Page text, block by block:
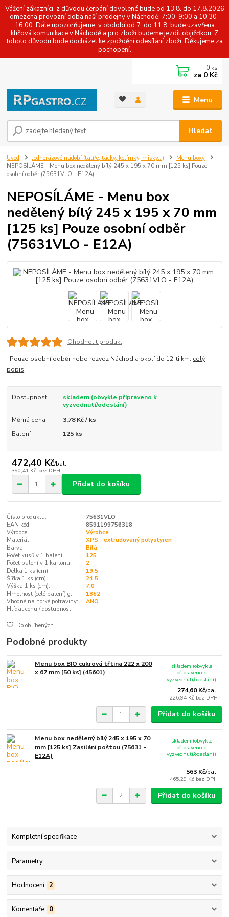
Vážení zákazníci, z důvodu čerpání dovolené bude od 13.8. do 17.8.2026
omezena provozní doba naší prodejny v Náchodě: 7:00-9:00 a 10:30-
16:00. Dále upozorňujeme, v období od 7. do 11.8. bude uzavřena
klíčová komunikace v Náchodě a pro zboží budeme jezdit objížďkou. Z
tohoto důvodu bude docházet ke zpoždění odesílání zboží. Děkujeme za
pochopení.
Menu
Hledat
0 ks
za 0 Kč
Úvod Jednorázové nádobí (talíře, tácky, kelímky, misky...)
Menu boxy
NEPOSÍLÁME - Menu box nedělený bílý 245 x 195 x 70 mm [125 ks] Pouze
osobní odběr (75631VLO - E12A)
NEPOSÍLÁME - Menu box
nedělený bílý 245 x 195 x 70 mm
[125 ks] Pouze osobní odběr
(75631VLO - E12A)
Ohodnotit produkt
Pouze osobní odběr nebo rozvoz Náchod a okolí do 12-ti km. celý
popis
Dostupnost
skladem (obvykle připraveno k
vyzvednutí/odeslání)
Měrná cena
3,78 Kč / ks
Balení
125 ks
472,40 Kč/bal.
390,41 Kč bez DPH
Přidat do košíku
Číslo produktu:
75631VLO
EAN kód:
8591199756318
Výrobce:
Výrobce
Materiál:
XPS - extrudovaný polystyren
Barva:
Bílá
Počet kusů v 1 balení:
125
Počet balení v 1 kartonu:
2
Délka 1 ks (cm):
19,5
Šířka 1 ks (cm):
24,5
Výška 1 ks (cm):
7,0
Hmotnost (celé balení) g:
1862
Vhodné na horké potraviny:
ANO
Hlídat cenu / dostupnost
Do oblíbených
Podobné produkty
Menu box BIO cukrová třtina 222 x 200
x 67 mm [50 ks] (45601)
274,60 Kč/bal.
226,94 Kč bez DPH
skladem (obvykle
připraveno k
vyzvednutí/odeslání)
Přidat do košíku
Menu box nedělený bílý 245 x 195 x 70
mm [125 ks] Zasílání poštou (75631 -
E12A)
563 Kč/bal.
465,29 Kč bez DPH
skladem (obvykle
připraveno k
vyzvednutí/odeslání)
Přidat do košíku
Kompletní specifikace
Parametry
Hodnocení 2
Komentáře 0